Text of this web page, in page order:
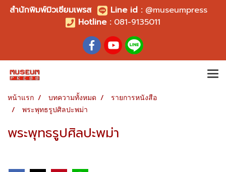
สำนักพิมพ์มิวเซียมเพรส Line id : @museumpress
Hotline :081-9135011
หน้าแรก บทความทั้งหมด
รายการหนังสือ
พระพุทธรูปศิลปะพม่า
พระพุทธรูปศิลปะพม่า